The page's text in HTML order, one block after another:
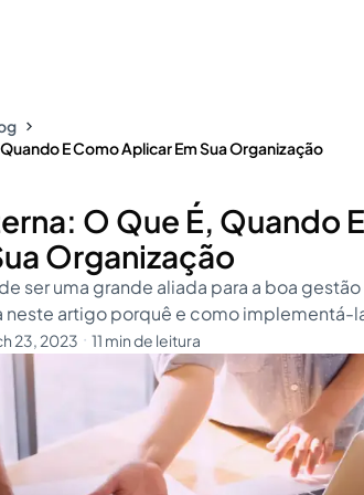
E Como Aplicar Em Sua Organização
O Que É, Quando
Organização
ser uma grande aliada para a boa gestão
neste artigo porquê e como implementá-
23, 2023 ・ 11 min de leitura